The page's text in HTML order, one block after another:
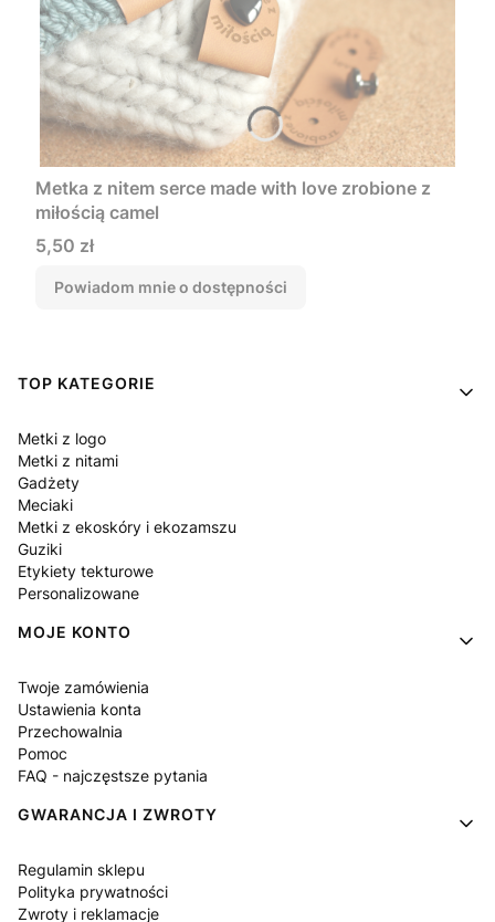
Metka z nitem serce made with love zrobione z
miłością camel
Cena
5,50 zł
Powiadom mnie o dostępności
Linki w stopce
TOP KATEGORIE
Metki z logo
Metki z nitami
Gadżety
Meciaki
Metki z ekoskóry i ekozamszu
Guziki
Etykiety tekturowe
Personalizowane
MOJE KONTO
Twoje zamówienia
Ustawienia konta
Przechowalnia
Pomoc
FAQ - najczęstsze pytania
GWARANCJA I ZWROTY
Regulamin sklepu
Polityka prywatności
Zwroty i reklamacje